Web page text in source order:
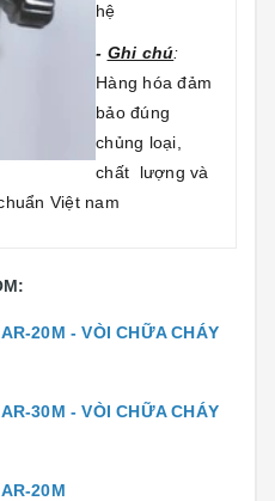
hệ
- Ghi chú:
Hàng hóa đảm
bảo đúng
chủng loại,
chất lượng và
Việt nam
20M -VÒI CHỮA CHÁY
30M -VÒI CHỮA CHÁY
20M